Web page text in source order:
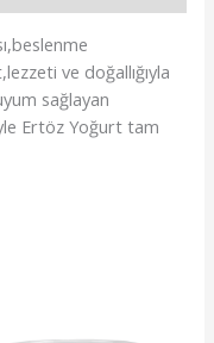
ve doğallığıyla
sağlayan
Ertöz Yoğurt tam